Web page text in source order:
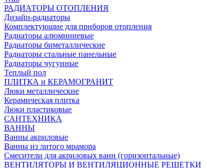
РАДИАТОРЫ ОТОПЛЕНИЯ
Дизайн-радиаторы
Комплектующие для приборов отопления
Радиаторы алюминиевые
Радиаторы биметаллические
Радиаторы стальные панельные
Радиаторы чугунные
Теплый пол
ПЛИТКА и КЕРАМОГРАНИТ
Люки металлические
Керамическая плитка
Люки пластиковые
САНТЕХНИКА
ВАННЫ
Ванны акриловые
Ванны из литого мрамора
Смесители для акриловых ванн (горизонтальные)
ВЕНТИЛЯТОРЫ И ВЕНТИЛЯЦИОННЫЕ РЕШЕТКИ